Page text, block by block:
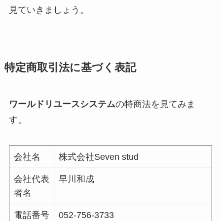
見ていきましょう。
特定商取引法に基づく表記
ワールドリユースシステムの特商法を見てみま
す。
会社名 株式会社Seven stud
会社代表
者名
早川和成
電話番号 052-756-3733